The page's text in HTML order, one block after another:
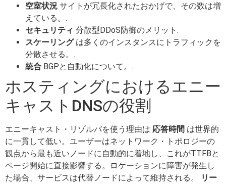
空室状況 サイトが冗長化されたおかげで、その数は増
えている。.
セキュリティ 分散型DDoS防御のメリット.
スケーリングは多くのインスタンスにトラフィックを
分散させる。.
統合 BGPと自動化について。.
ホスティングにおけるエニー
キャストDNSの役割
エニーキャスト・リゾルバを使う理由は 応答時間 は世界的
に一貫して低い。ユーザーはネットワーク・トポロジーの
観点から最も近いノードに自動的に着地し、これがTTFBと
ページ開始に直接影響する。ロケーションに障害が発生し
た場合、サービスは代替ノードによって維持される。
リー